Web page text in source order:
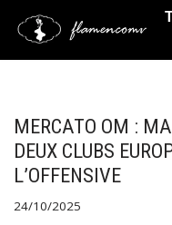
Saltar
MERCATO OM :
DEUX CLUBS
L’OFFENSIVE
24/10/2025